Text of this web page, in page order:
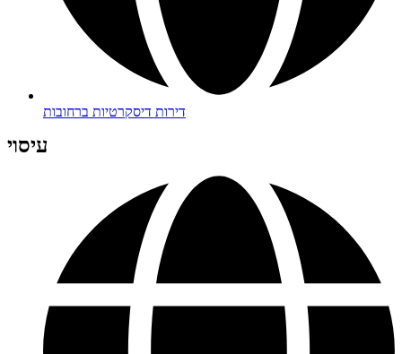
דירות דיסקרטיות ברחובות
עיסוי